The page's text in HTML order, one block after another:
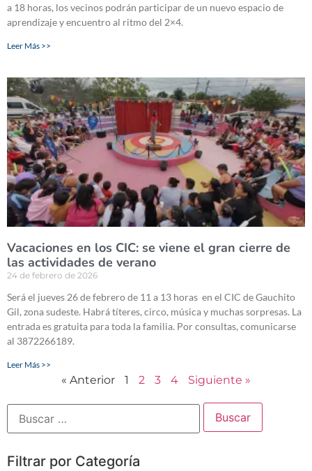
a 18 horas, los vecinos podrán participar de un nuevo espacio de
aprendizaje y encuentro al ritmo del 2×4.
Leer Más >>
Vacaciones en los CIC: se viene el gran cierre de
las actividades de verano
24 de febrero de 2026
Será el jueves 26 de febrero de 11 a 13 horas en el CIC de Gauchito
Gil, zona sudeste. Habrá títeres, circo, música y muchas sorpresas. La
entrada es gratuita para toda la familia. Por consultas, comunicarse
al 3872266189.
Leer Más >>
« Anterior 1 2 3 4 Siguiente »
Filtrar por Categoría